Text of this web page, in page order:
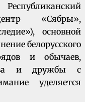
«Сябры»,
основной
белорусского
и обычаев,
и дружбы с
уделяется